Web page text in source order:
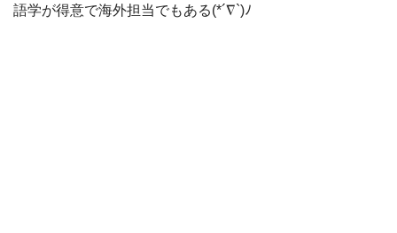
語学が得意で海外担当でもある(*´∇`)ﾉ